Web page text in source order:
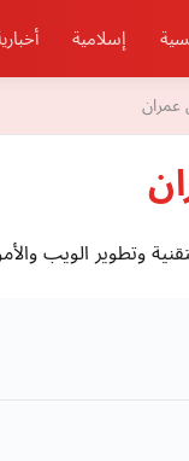
إسلامية
عمران
وتطوير الويب